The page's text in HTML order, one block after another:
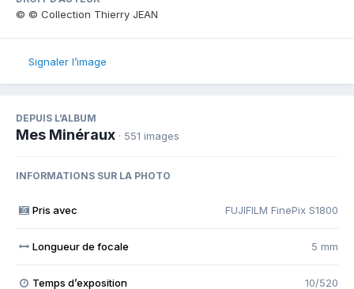
© © Collection Thierry JEAN
Signaler l’image
DEPUIS L’ALBUM
Mes Minéraux · 551 images
INFORMATIONS SUR LA PHOTO
Pris avec FUJIFILM FinePix S1800
Longueur de focale 5 mm
Temps d’exposition 10/520